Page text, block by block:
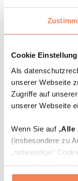
Cookie
Als
unserer Webseite
Zugriffe auf
unserer Webseite
Wenn Sie auf „Alle
(insbesondere zu
„notwendige“
individuelle
erlauben“ klicken.
Faszien- und
Weitere
Taschen &
Essenstaschen
Sporttaschen
Zubehör nach
Laufen
Kampfsport
Yoga & Pilates